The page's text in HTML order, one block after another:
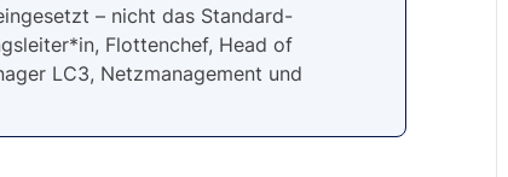
»Umgang mit Informationen«
Abstraktion
Zeitdruck
– nicht das Standard-
Flottenchef, Head of
LC3, Netzmanagement und